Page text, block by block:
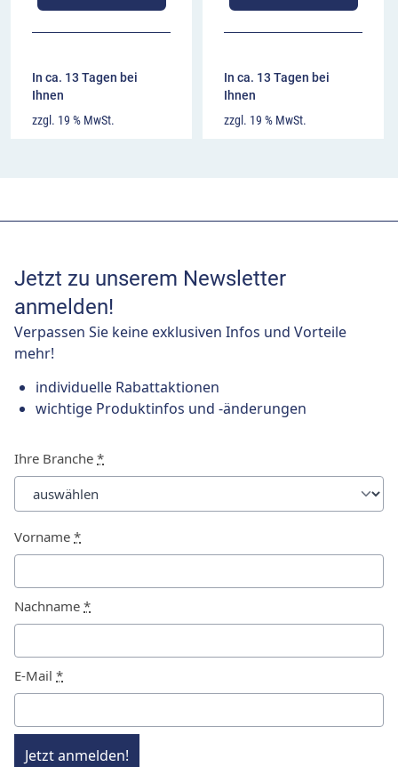
In ca. 13 Tagen bei
Ihnen
zzgl. 19 % MwSt.
In ca. 13 Tagen bei
Ihnen
zzgl. 19 % MwSt.
Jetzt zu unserem Newsletter
anmelden!
Verpassen Sie keine exklusiven Infos und Vorteile
mehr!
individuelle Rabattaktionen
wichtige Produktinfos und -änderungen
Ihre Branche *
Vorname *
Nachname *
E-Mail *
Jetzt anmelden!